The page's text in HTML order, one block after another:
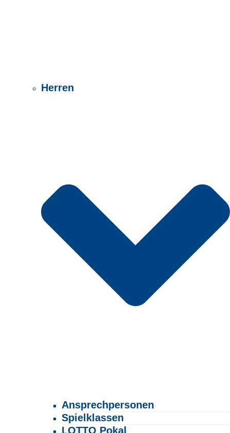
Herren
Ansprechpersonen
Spielklassen
LOTTO Pokal